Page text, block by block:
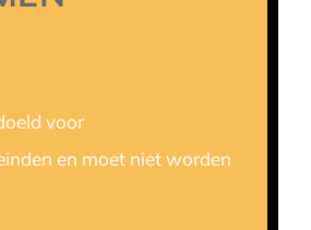
voor
en moet niet worden